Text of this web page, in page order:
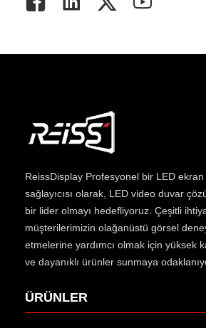
ReissDisplayProfesyonel bir LED ekran
sağlayıcısı olarak, LED video duvar
bir lider olmayı hedefliyoruz. Çeşitli
müşterilerimizin olağanüstü görsel
etmelerine yardımcı olmak için yüksek
ve dayanıklı ürünler sunmaya
ÜRÜNLER